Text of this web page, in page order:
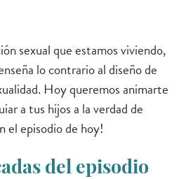
sexual que estamos viviendo,
lo contrario al diseño de
Hoy queremos animarte
a tus hijos a la verdad de
el episodio de hoy!
del episodio